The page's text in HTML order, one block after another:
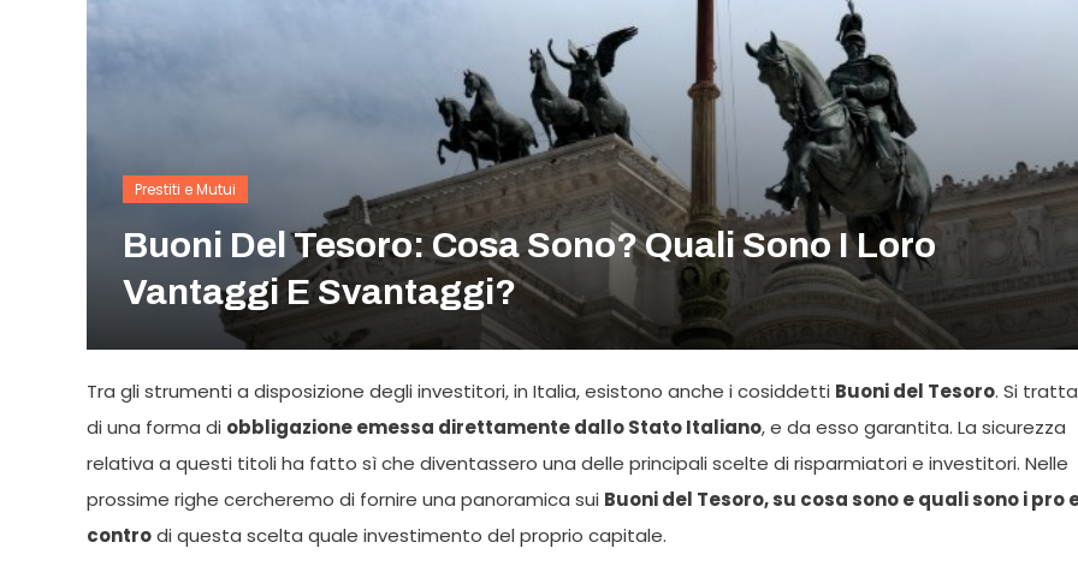
Prestiti e Mutui
Buoni Del Tesoro: Cosa Sono? Quali Sono I Loro
Vantaggi E Svantaggi?
Tra gli strumenti a disposizione degli investitori, in Italia, esistono anche i cosiddetti Buoni del Tesoro. Si tratta
di una forma di obbligazione emessa direttamente dallo Stato Italiano, e da esso garantita. La sicurezza
relativa a questi titoli ha fatto sì che diventassero una delle principali scelte di risparmiatori e investitori. Nelle
prossime righe cercheremo di fornire una panoramica sui Buoni del Tesoro, su cosa sono e quali sono i pro
controdi questa scelta quale investimento del proprio capitale.